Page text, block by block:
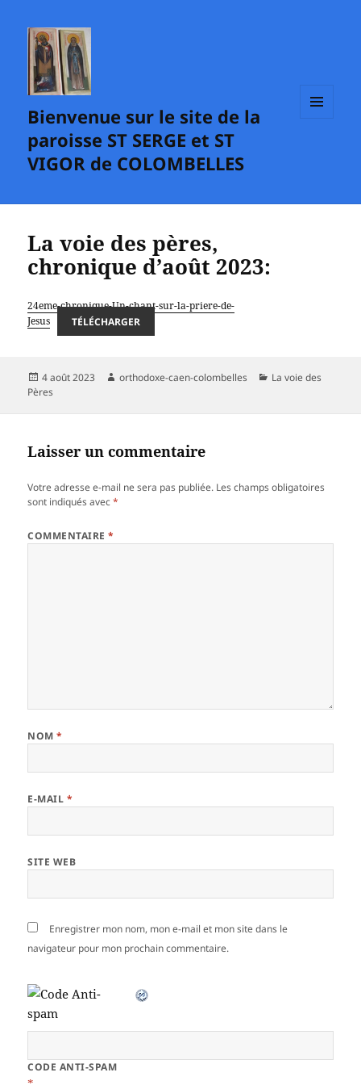
Bienvenue sur le site de la
paroisse ST SERGE et ST
VIGOR de COLOMBELLES
La voie des pères,
chronique d’août 2023:
24eme-chronique-Un-chant-sur-la-priere-de-
Jesus
TÉLÉCHARGER
Publié
le
4 août 2023 Auteur
orthodoxe-caen-colombelles Catégories
La voie des
Pères
Laisser un commentaire
Votre adresse e-mail ne sera pas publiée. Les champs obligatoires
sont indiqués avec*
COMMENTAIRE*
NOM*
E-MAIL *
SITE WEB
Enregistrer mon nom, mon e-mail et mon site dans le
navigateur pour mon prochain commentaire.
CODE ANTI-SPAM